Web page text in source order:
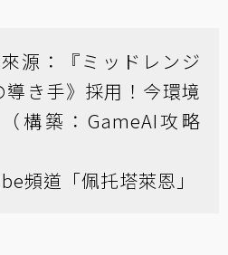
源：
『ミッドレンジ
き手》採用！今環境
（構築：GameAI攻略
頻道「佩托塔萊恩」